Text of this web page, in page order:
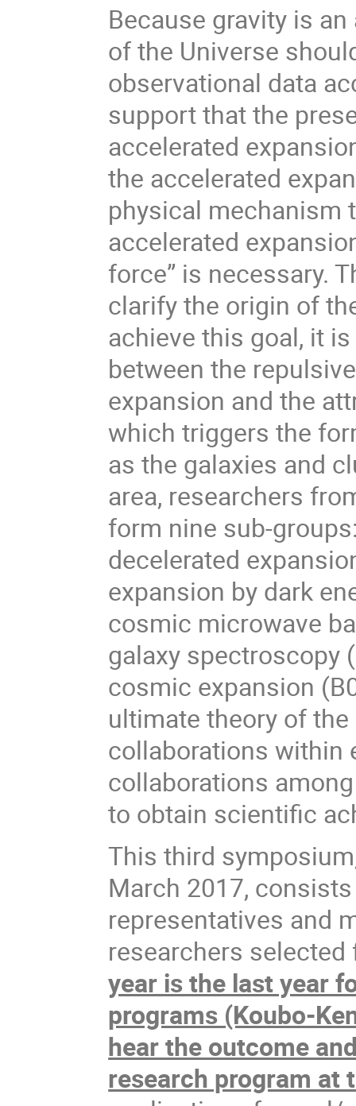
Because gravity is
of the Universe
observational data
support that the
accelerated
the accelerated
physical mechanism
accelerated
force” is necessary.
clarify the origin of
achieve this goal, it
between the
expansion and the
which triggers the
as the galaxies and
area, researchers
form nine sub-
decelerated
expansion by dark
cosmic microwave
galaxy spectroscopy
cosmic expansion
ultimate theory of
collaborations within
collaborations
to obtain scientific
This third
March 2017,
representatives and
researchers
year is the last year
programs (Koubo-
hear the outcome
research program at